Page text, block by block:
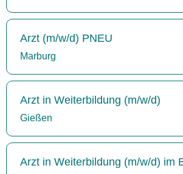
Arzt (m/w/d) PNEU
Marburg
Arzt in Weiterbildung (m/w/d)
Gießen
Arzt in Weiterbildung (m/w/d) im